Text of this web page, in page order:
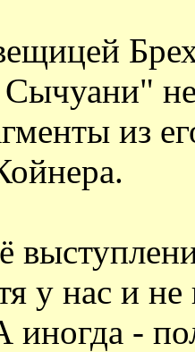
из
у нас и
-